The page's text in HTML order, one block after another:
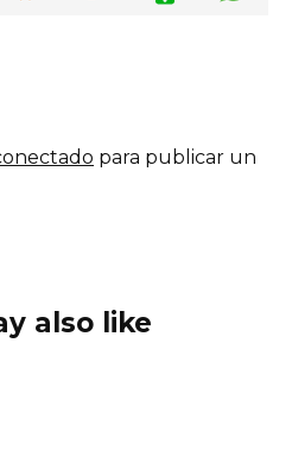
para publicar un
also like